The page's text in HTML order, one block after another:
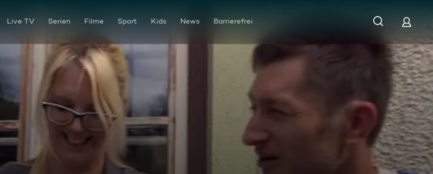
Live TV Serien Filme Sport Kids News Barrierefrei